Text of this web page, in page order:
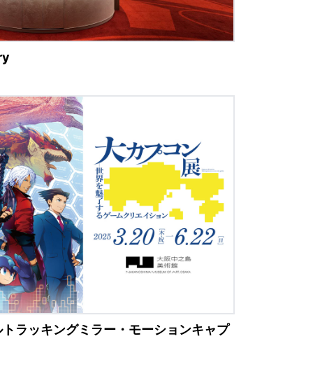
ラッキングミラー・モーションキャプ